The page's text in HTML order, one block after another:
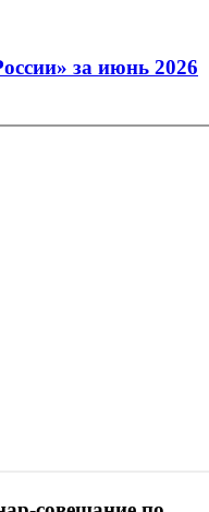
за июнь 2026